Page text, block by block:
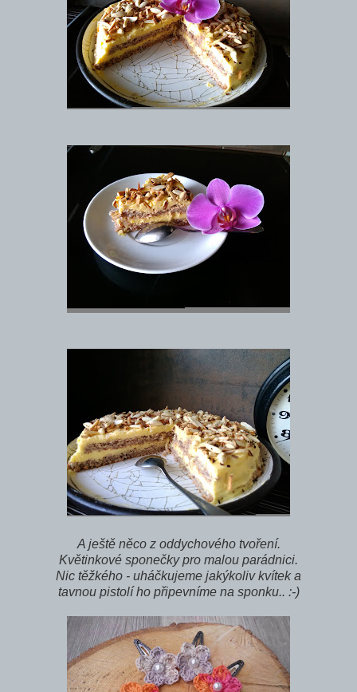
A ještě něco z oddychového tvoření.
Květinkové sponečky pro malou parádnici.
Nic těžkého - uháčkujeme jakýkoliv kvítek a
tavnou pistolí ho připevníme na sponku.. :-)